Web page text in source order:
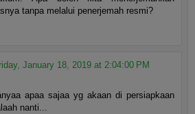
tanpa melalui penerjemah resmi?
January 18, 2019 at 2:04:00 PM
apaa sajaa yg akaan di persiapkaan
nanti...